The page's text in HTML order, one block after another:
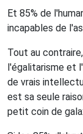
Et 85% de
incapables de
Tout au
l'égalitarisme et
de vrais
est sa seule
petit coin de